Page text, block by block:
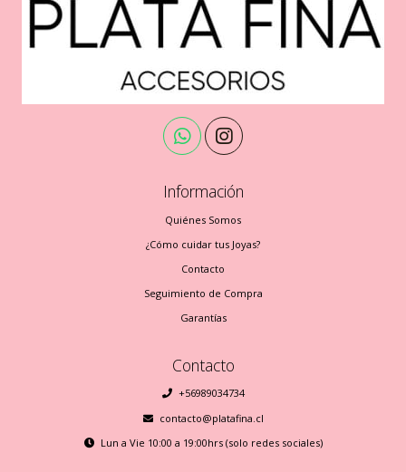
Información
Quiénes Somos
¿Cómo cuidar tus Joyas?
Contacto
Seguimiento de Compra
Garantías
Contacto
+56989034734
contacto@platafina.cl
Lun a Vie 10:00 a 19:00hrs (solo redes sociales)